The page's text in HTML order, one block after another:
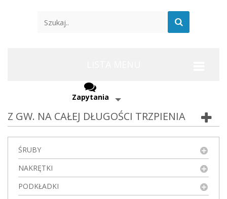
Zapytania
Z GW. NA CAŁEJ DŁUGOŚCI TRZPIENIA
ŚRUBY
NAKRĘTKI
PODKŁADKI